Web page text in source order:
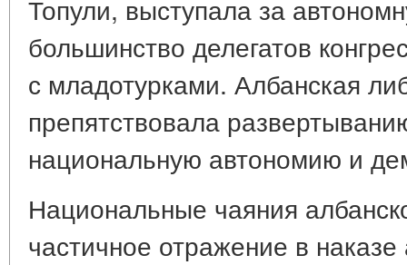
Топули, выступала за
большинство делегатов
с младотурками. Албанская
препятствовала
национальную автономию и
Национальные чаяния
частичное отражение в